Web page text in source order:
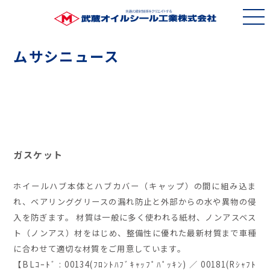
ムサシニュース
ガスケット
ホイールハブ本体とハブカバー（キャップ）の間に組み込ま
れ、ベアリンググリースの漏れ防止と外部からの水や異物の侵
入を防ぎます。 材質は一般に多く使われる紙材、ノンアスベス
ト（ノンアス）材をはじめ、整備性に優れた最新材質まで車種
に合わせて適切な材質をご用意しています。
【BLｺｰﾄﾞ : 00134(ﾌﾛﾝﾄﾊﾌﾞｷｬｯﾌﾟﾊﾟｯｷﾝ) ／ 00181(Rｼｬﾌﾄ